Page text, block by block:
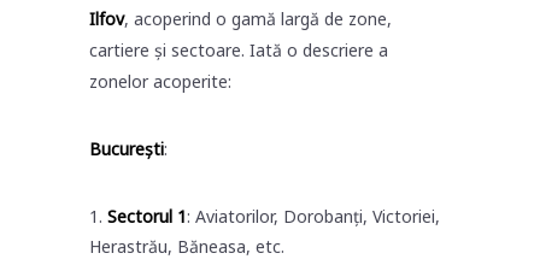
Ilfov, acoperind o gamă largă de zone,
cartiere și sectoare. Iată o descriere a
zonelor acoperite:
București:
Sectorul 1: Aviatorilor, Dorobanți, Victoriei,
Herastrău, Băneasa, etc.